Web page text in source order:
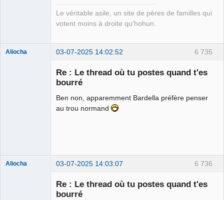
Le véritable asile, un site de pères de familles qui
votent moins à droite qu'hohun.
6 735
Aliocha 03-07-2025 14:02:52
Re : Le thread où tu postes quand t'es
bourré
Ben non, apparemment Bardella préfère penser
au trou normand
6 736
Aliocha 03-07-2025 14:03:07
Re : Le thread où tu postes quand t'es
bourré